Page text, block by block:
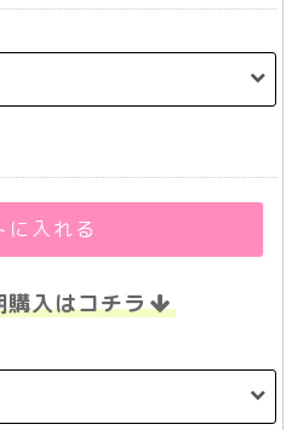
に入れる
購入はコチラ